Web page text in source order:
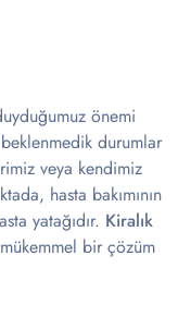
önemi
durumlar
veya kendimiz
hasta bakımının
yatağıdır. Kiralık
bir çözüm